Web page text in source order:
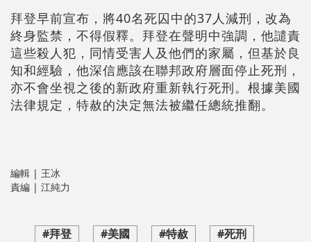
拜登早前宣布，將40名死囚中的37人減刑，改為
終身監禁，不得假釋。拜登在聲明中強調，他譴責
這些殺人犯，同情受害人及他們的家屬，但基於良
知和經驗，他深信應該在聯邦政府層面停止死刑，
亦不會坐視之後的新政府重新執行死刑。根據美國
法律規定，特赦的決定無法被繼任總統推翻。
編輯 | 王冰
責編 | 江純力
#拜登 #美國 #特赦
#死刑